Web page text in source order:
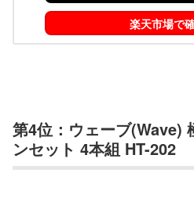
楽天市場で
第4位：ウェーブ(Wave)
ンセット 4本組 HT-202